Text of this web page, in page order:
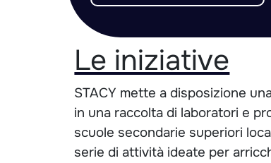
Le iniziative
STACY mette a disposizione
in una raccolta di laboratori e
scuole secondarie superiori
serie di attività ideate per